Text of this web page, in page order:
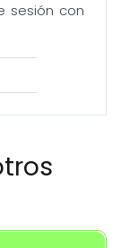
sesión con